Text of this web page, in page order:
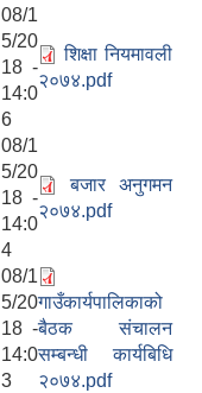
08/1
5/20
18 -
14:0
6
शिक्षा नियमावली
२०७४.pdf
08/1
5/20
18 -
14:0
4
बजार अनुगमन
२०७४.pdf
08/1
5/20
18 -
14:0
3
गाउँकार्यपालिकाको
बैठक संचालन
सम्बन्धी कार्यबिधि
२०७४.pdf